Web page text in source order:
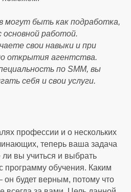
могут быть как подработка,
работой.
свои навыки и при
открытия агентства.
по SMM, вы
себя и свои услуги.
профессии и о нескольких
теперь ваша задача
ли вы учиться и выбрать
программу обучения. Каким
будет верным, потому что